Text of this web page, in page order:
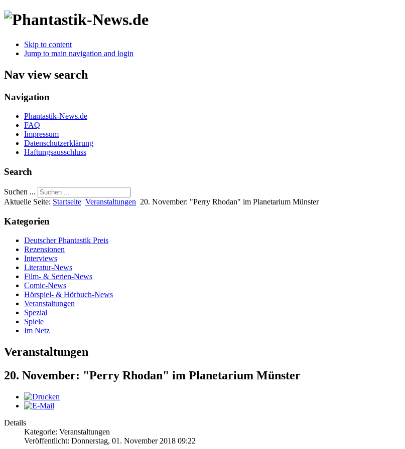
Skip to content
Jump to main navigation and login
Nav view search
Navigation
Phantastik-News.de
FAQ
Impressum
Datenschutzerklärung
Haftungsausschluss
Search
Suchen ...
Aktuelle Seite: Startseite Veranstaltungen 20. November: "Perry Rhodan" im Planetarium Münster
Kategorien
Deutscher Phantastik Preis
Rezensionen
Interviews
Literatur-News
Film- & Serien-News
Comic-News
Hörspiel- & Hörbuch-News
Veranstaltungen
Spezial
Spiele
Im Netz
Veranstaltungen
20. November: "Perry Rhodan" im Planetarium Münster
Details
Kategorie: Veranstaltungen
Veröffentlicht: Donnerstag, 01. November 2018 09:22